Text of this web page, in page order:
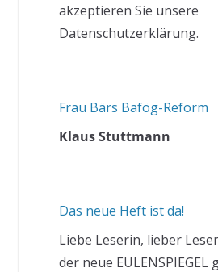
akzeptieren Sie unsere
Datenschutzerklärung.
Frau Bärs Bafög-Reform
Klaus Stuttmann
Das neue Heft ist da!
Liebe Leserin, lieber
der neue EULENSPIEGEL